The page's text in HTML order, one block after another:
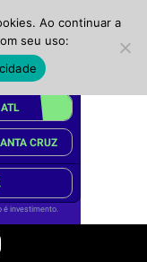
Instagram
Ao continuar a
seu uso: